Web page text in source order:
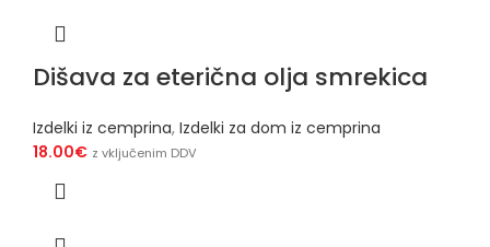
Dišava za eterična olja smrekica
Izdelki iz cemprina, Izdelki za dom iz cemprina
18.00€ z vključenim DDV